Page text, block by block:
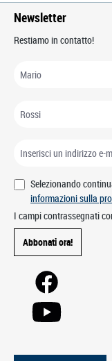
Newsletter
Restiamo in contatto!
Selezionando
informazioni sulla
I campi contrassegnati
Abbonati ora!